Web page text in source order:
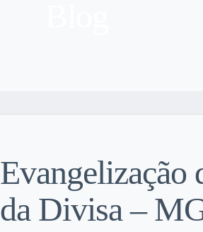
Evangelização
da Divisa –